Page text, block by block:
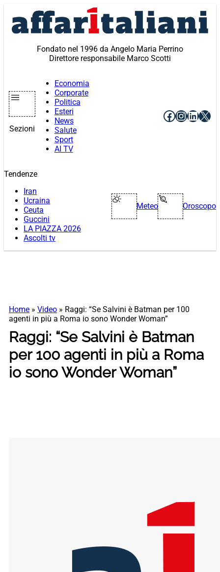
contenuto
Fondato nel 1996 da Angelo Maria Perrino
Direttore responsabile Marco Scotti
Sezioni
Economia
Corporate
Politica
Esteri
News
Salute
Sport
AI TV
Facebook
X
Tendenze
Iran
Ucraina
Ceuta
Guccini
LA PIAZZA 2026
Ascolti tv
Meteo Oroscopo
Home » Video » Raggi: “Se Salvini è Batman per 100
agenti in più a Roma io sono Wonder Woman”
Raggi: “Se Salvini è Batman
per 100 agenti in più a Roma
io sono Wonder Woman”